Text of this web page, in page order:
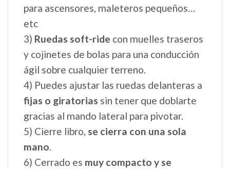
para ascensores, maleteros pequeños…
etc
3) Ruedas soft-ride con muelles traseros
y cojinetes de bolas para una conducción
ágil sobre cualquier terreno.
4) Puedes ajustar las ruedas delanteras a
fijas o giratorias sin tener que doblarte
gracias al mando lateral para pivotar.
5) Cierre libro, se cierra con una sola
mano.
6) Cerrado es muy compacto y se